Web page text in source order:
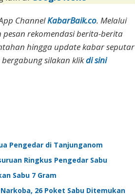
ChannelKabarBaik.co. Melalui
rekomendasi berita-berita
hingga update kabar seputar
silakan klikdi sini
Pengedar di Tanjunganom
Ringkus Pengedar Sabu
Sabu 7 Gram
26 Poket Sabu Ditemukan